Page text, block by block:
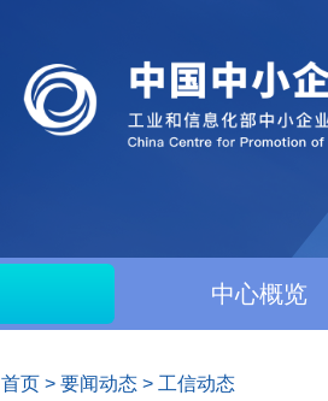
中心概览
首页 > 要闻动态 > 工信动态